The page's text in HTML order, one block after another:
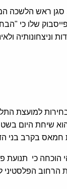
סגן ראש הלשכה
שלו כי
וניצחונותיה
למועצת
הוא שיחת היום
חמאס בקרב בני
הוכחה כי תנועת
הרחוב